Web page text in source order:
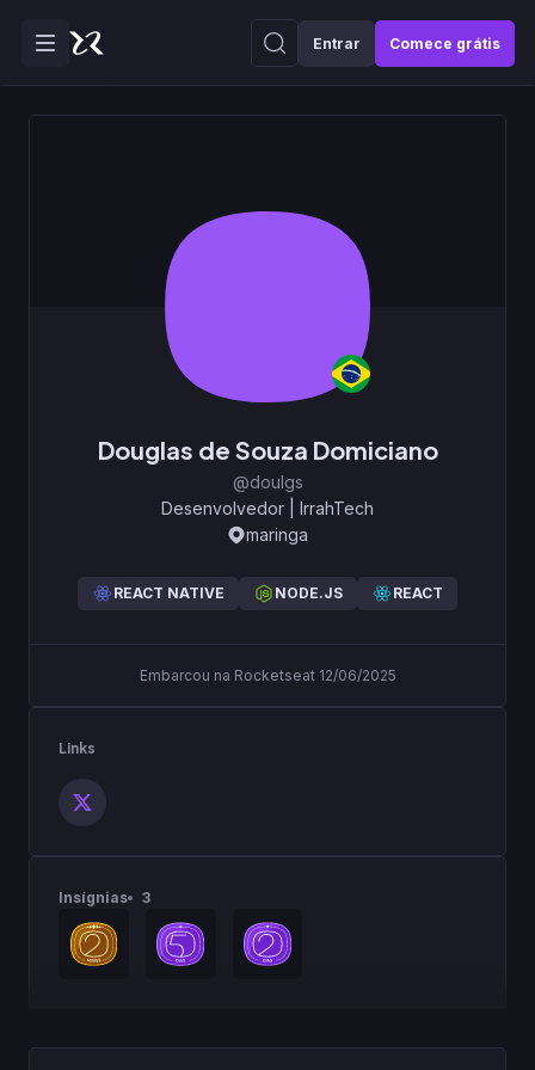
Entrar Comece grátis
Douglas de Souza Domiciano
@doulgs
Desenvolvedor
IrrahTech
maringa
REACT NATIVE NODE.JS REACT
Embarcou na Rocketseat 12/06/2025
Links
Insígnias 3